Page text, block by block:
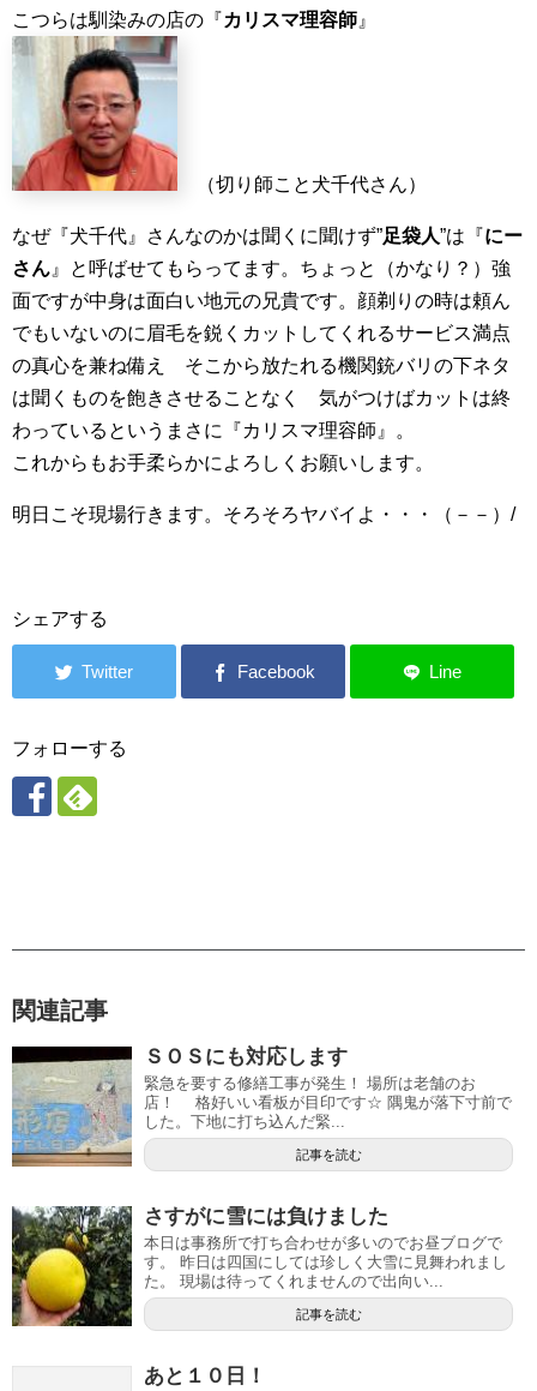
こつらは馴染みの店の『カリスマ理容師 』
（切り師こと犬千代さん）
なぜ『犬千代』さんなのかは聞くに聞けず”足袋人”は『にー
さん 』と呼ばせてもらってます。ちょっと（かなり？）強
面ですが中身は面白い地元の兄貴です。顔剃りの時は頼ん
でもいないのに眉毛を鋭くカットしてくれるサービス満点
の真心を兼ね備え そこから放たれる機関銃バリの下ネタ
は聞くものを飽きさせることなく 気がつけばカットは終
わっているというまさに『カリスマ理容師』。
これからもお手柔らかによろしくお願いします。
明日こそ現場行きます。そろそろヤバイよ・・・（－－）/
シェアする
フォローする
関連記事
ＳＯＳにも対応します
緊急を要する修繕工事が発生！ 場所は老舗のお
店！ 格好いい看板が目印です☆ 隅鬼が落下寸前で
した。下地に打ち込んだ緊...
記事を読む
さすがに雪には負けました
本日は事務所で打ち合わせが多いのでお昼ブログで
す。 昨日は四国にしては珍しく大雪に見舞われまし
た。 現場は待ってくれませんので出向い...
記事を読む
あと１０日！